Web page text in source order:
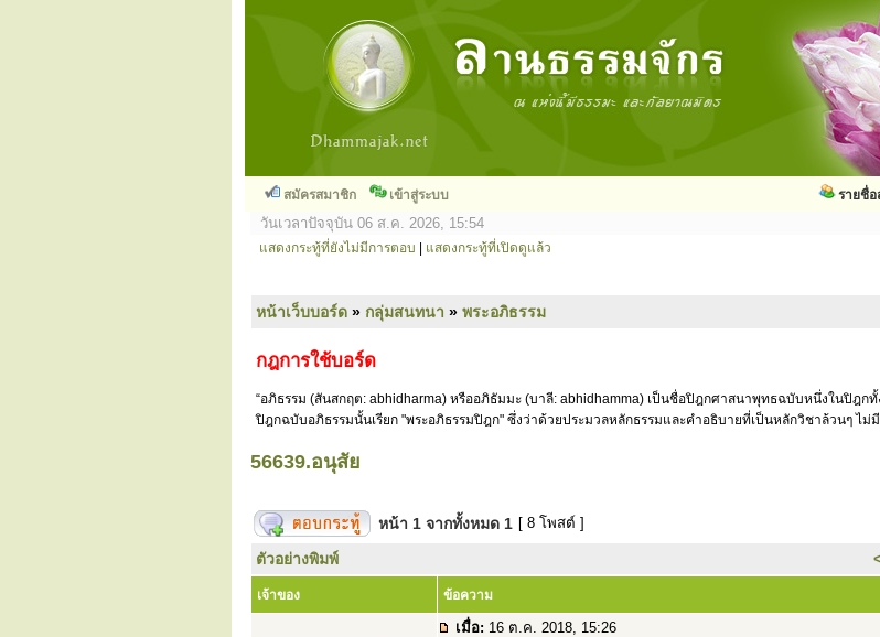
สมัครสมาชิก เข้าสู่ระบบ รายชื่
วันเวลาปัจจุบัน 06 ส.ค. 2026, 15:54
แสดงกระทู้ที่ยังไม่มีการตอบ แสดงกระทู้ที่เปิดดูแล้ว
หน้าเว็บบอร์ด » กลุ่มสนทนา » พระอภิธรรม
กฎการใช้บอร์ด
“อภิธรรม (สันสกฤต: abhidharma) หรืออภิธัมมะ (บาลี: abhidhamma) เป็นชื่อปิฎกศาสนาพุทธฉบับหนึ่งในปิฎก
ปิฎกฉบับอภิธรรมนั้นเรียก "พระอภิธรรมปิฎก" ซึ่งว่าด้วยประมวลหลักธรรมและคำอธิบายที่เป็นหลักวิชาล้วนๆ ไม่
56639.อนุสัย
หน้า 1 จากทั้งหมด 1 [ 8 โพสต์ ]
ตัวอย่างพิมพ์
เจ้าของ ข้อความ
เมื่อ: 16 ต.ค. 2018, 15:26